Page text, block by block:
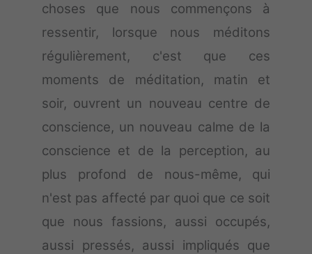
choses que nous commençons à
ressentir, lorsque nous méditons
régulièrement, c'est que ces
moments de méditation, matin et
soir, ouvrent un nouveau centre de
conscience, un nouveau calme de la
conscience et de la perception, au
plus profond de nous-même, qui
n'est pas affecté par quoi que ce soit
que nous fassions, aussi occupés,
aussi pressés, aussi impliqués que